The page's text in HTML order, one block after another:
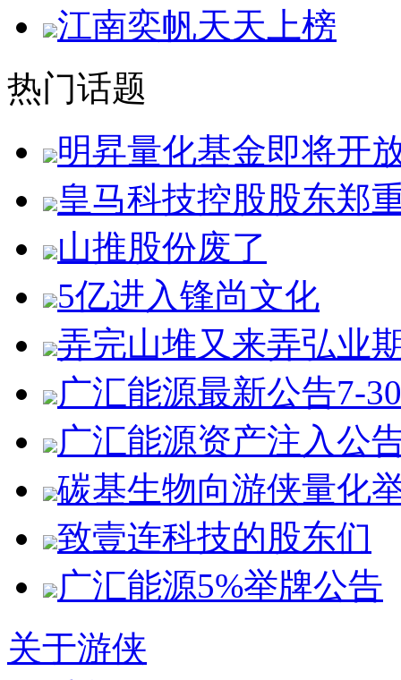
江南奕帆天天上榜
热门话题
明昇量化基金即将开
皇马科技控股股东郑
山推股份废了
5亿进入锋尚文化
弄完山堆又来弄弘业
广汇能源最新公告7-30
广汇能源资产注入公
碳基生物向游侠量化
致壹连科技的股东们
广汇能源5%举牌公告
关于游侠